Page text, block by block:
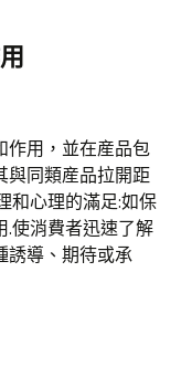
作用，並在産品包
與同類産品拉開距
和心理的滿足:如保
.使消費者迅速了解
誘導、期待或承